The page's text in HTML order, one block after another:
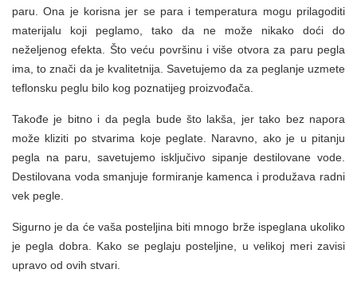
paru. Ona je korisna jer se para i temperatura mogu prilagoditi
materijalu koji peglamo, tako da ne može nikako doći do
neželjenog efekta. Što veću površinu i više otvora za paru pegla
ima, to znači da je kvalitetnija. Savetujemo da za peglanje uzmete
teflonsku peglu bilo kog poznatijeg proizvođača.
Takođe je bitno i da pegla bude što lakša, jer tako bez napora
može kliziti po stvarima koje peglate. Naravno, ako je u pitanju
pegla na paru, savetujemo isključivo sipanje destilovane vode.
Destilovana voda smanjuje formiranje kamenca i produžava radni
vek pegle.
Sigurno je da će vaša posteljina biti mnogo brže ispeglana ukoliko
je pegla dobra. Kako se peglaju posteljine, u velikoj meri zavisi
upravo od ovih stvari.